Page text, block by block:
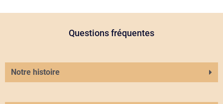
Questions fréquentes
Notre histoire